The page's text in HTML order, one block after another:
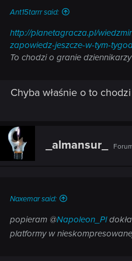
Ant15tarrr said:
http://planetagracza.pl/
zapowiedz-jeszcze-w-tym-
To chodzi o granie
Chyba właśnie o to chodzi
_almansur_
Naxemar said:
popieram @Napoleon_Pl
platformy w